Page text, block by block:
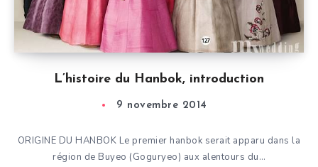
L’histoire du Hanbok, introduction
9 novembre 2014
ORIGINE DU HANBOK Le premier hanbok serait apparu dans la
région de Buyeo (Goguryeo) aux alentours du…